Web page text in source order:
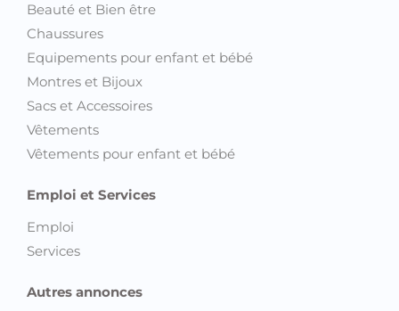
Beauté et Bien être
Chaussures
Equipements pour enfant et bébé
Montres et Bijoux
Sacs et Accessoires
Vêtements
Vêtements pour enfant et bébé
Emploi et Services
Emploi
Services
Autres annonces